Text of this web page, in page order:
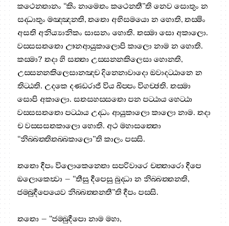
කථෙන‍්තානං “කිං නාමෙතං කථෙන‍්තී”ති නෙව සොතුං න
සද‍්ධාතුං මඤ‍්ඤන‍්ති, තතො අභිසමයො න හොති, තස‍්මිං
අසති අනිය්‍යානිකං සාසනං හොති. තස‍්මා සො අකාලො.
වස‍්සසතතො ඌනආයුකාලොපි කාලො නාම න හොති.
කස‍්මා? තදා හි සත‍්තා උස‍්සන‍්නකිලෙසා හොන‍්ති,
උස‍්සන‍්නකිලෙසානඤ‍්ච දින‍්නොවාදො ඔවාදට‍්ඨානෙ න
තිට‍්ඨති. උදකෙ දණ‍්ඩරාජි විය ඛිප‍්පං විගච‍්ඡති. තස‍්මා
සොපි අකාලො. සතසහස‍්සතො පන පට‍්ඨාය හෙට‍්ඨා
වස‍්සසතතො පට‍්ඨාය උද‍්ධං ආයුකාලො කාලො නාම. තදා
ච වස‍්සසතකාලො හොති. අථ මහාසත‍්තො
“නිබ‍්බත‍්තිතබ‍්බකාලො”ති කාලං පස‍්සි.
තතො දීපං විලොකෙන‍්තො සපරිවාරෙ චත‍්තාරො දීපෙ
ඔලොකෙත්‍වා – “තීසු දීපෙසු බුද‍්ධා න නිබ‍්බත‍්තන‍්ති,
ජම‍්බුදීපෙයෙව නිබ‍්බත‍්තන‍්තී”ති දීපං පස‍්සි.
තතො – “ජම‍්බුදීපො නාම මහා,